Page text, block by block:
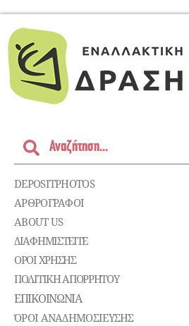
DEPOSITPHOTOS
ΑΡΘΡΟΓΡΑΦΟΙ
ABOUT US
ΔΙΑΦΗΜΙΣΤΕΊΤΕ
ΌΡΟΙ ΧΡΉΣΗΣ
ΠΟΛΙΤΙΚΉ ΑΠΟΡΡΉΤΟΥ
ΕΠΙΚΟΙΝΩΝΊΑ
ΌΡΟΙ ΑΝΑΔΗΜΟΣΙΕΥΣΗΣ